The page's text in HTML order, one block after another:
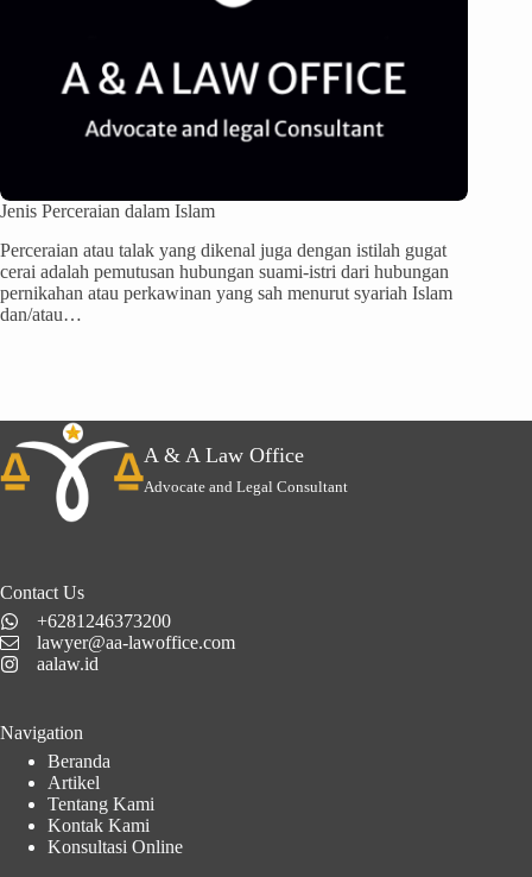
Jenis Perceraian dalam Islam
Perceraian atau talak yang dikenal juga dengan istilah gugat
cerai adalah pemutusan hubungan suami-istri dari hubungan
pernikahan atau perkawinan yang sah menurut syariah Islam
dan/atau…
A & A Law Office
Advocate and Legal Consultant
Contact Us
+6281246373200
lawyer@aa-lawoffice.com
aalaw.id
Navigation
Beranda
Artikel
Tentang Kami
Kontak Kami
Konsultasi Online